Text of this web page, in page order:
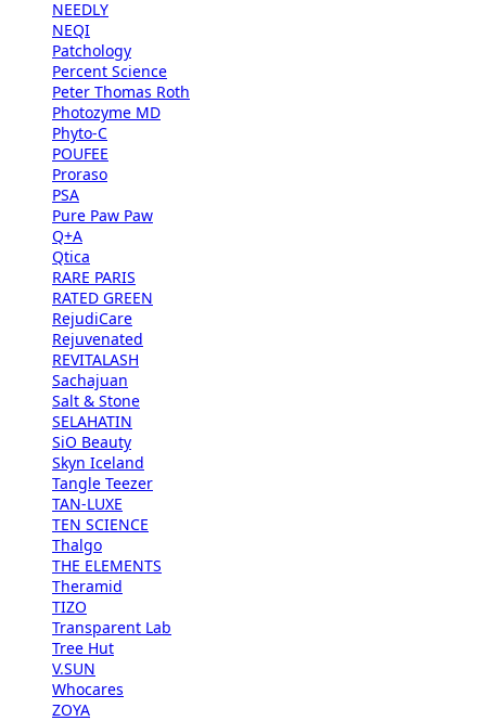
NEEDLY
NEQI
Patchology
Percent Science
Peter Thomas Roth
Photozyme MD
Phyto-C
POUFEE
Proraso
PSA
Pure Paw Paw
Q+A
Qtica
RARE PARIS
RATED GREEN
RejudiCare
Rejuvenated
REVITALASH
Sachajuan
Salt & Stone
SELAHATIN
SiO Beauty
Skyn Iceland
Tangle Teezer
TAN-LUXE
TEN SCIENCE
Thalgo
THE ELEMENTS
Theramid
TIZO
Transparent Lab
Tree Hut
V.SUN
Whocares
ZOYA